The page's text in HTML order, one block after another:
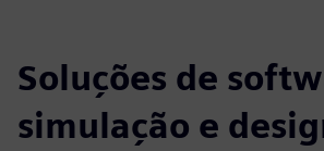
Soluções de
simulação e